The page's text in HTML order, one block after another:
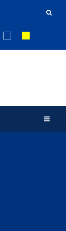
เครื่อ